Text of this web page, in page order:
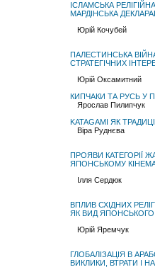
ІСЛАМСЬКА
МАРДІНСЬКА
Юрій Кочубей
ПАЛЕСТИНСЬКА
СТРАТЕГІЧНИХ
Юрій Оксамитний
КИПЧАКИ ТА РУСЬ У
Ярослав Пилипчук
KATAGAMI ЯК
Віра Руднєва
ПРОЯВИ КАТЕГОРІЇ
ЯПОНСЬКОМУ
Ілля Сердюк
ВПЛИВ СХІДНИХ
ЯК ВИД
Юрій Яремчук
ГЛОБАЛІЗАЦІЯ В
ВИКЛИКИ, ВТРАТИ І